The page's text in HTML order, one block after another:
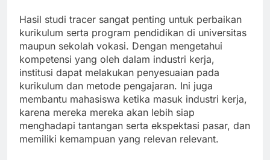
Hasil studi tracer sangat penting untuk perbaikan
kurikulum serta program pendidikan di universitas
maupun sekolah vokasi. Dengan mengetahui
kompetensi yang oleh dalam industri kerja,
institusi dapat melakukan penyesuaian pada
kurikulum dan metode pengajaran. Ini juga
membantu mahasiswa ketika masuk industri kerja,
karena mereka mereka akan lebih siap
menghadapi tantangan serta ekspektasi pasar, dan
memiliki kemampuan yang relevan relevant.